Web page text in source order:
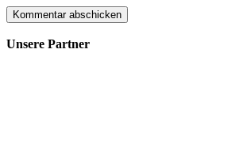
Unsere Partner